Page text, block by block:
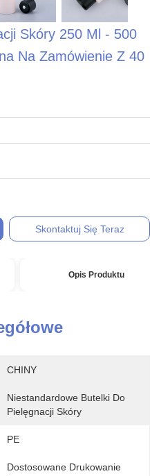
Skóry 250 Ml - 500
Na Zamówienie Z 40
Skontaktuj Się Teraz
Opis Produktu
CHINY
Niestandardowe Butelki Do
Pielęgnacji Skóry
PE
Dostosowane Drukowanie